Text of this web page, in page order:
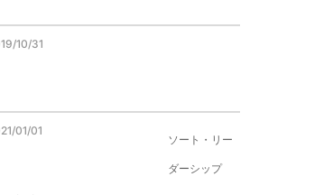
10/31
01/01
ソート・リー
ダーシップ